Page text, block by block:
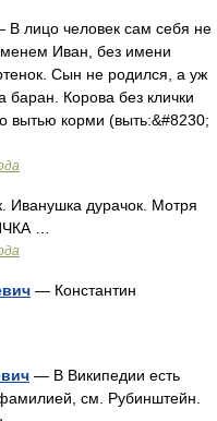
В лицо человек сам себя не
Иван, без имени
Сын не родился, а уж
Корова без клички
вытью корми (выть:&#8230;
Иванушка дурачок. Мотря
…
— Константин
— В Википедии есть
см. Рубинштейн.